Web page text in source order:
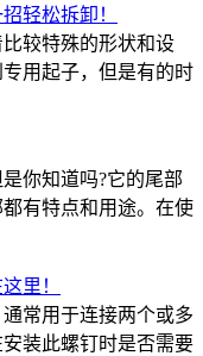
轻松拆卸！
较特殊的形状和设
用起子，但是有的时
你知道吗?它的尾部
有特点和用途。在使
里！
常用于连接两个或多
装此螺钉时是否需要